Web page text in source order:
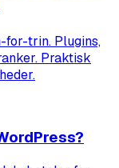
for-trin. Plugins,
Praktisk